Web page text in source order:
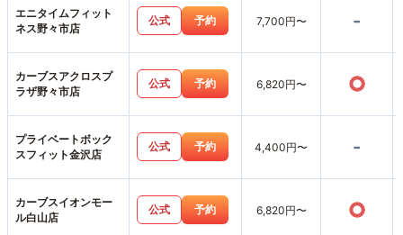
エニタイムフィット
ネス野々市店
公式 予約 7,700円〜 -
カーブスアクロスプ
ラザ野々市店
公式 予約 6,820円〜 ○
プライベートボック
スフィット金沢店
公式 予約 4,400円〜 -
カーブスイオンモー
ル白山店
公式 予約 6,820円〜 ○